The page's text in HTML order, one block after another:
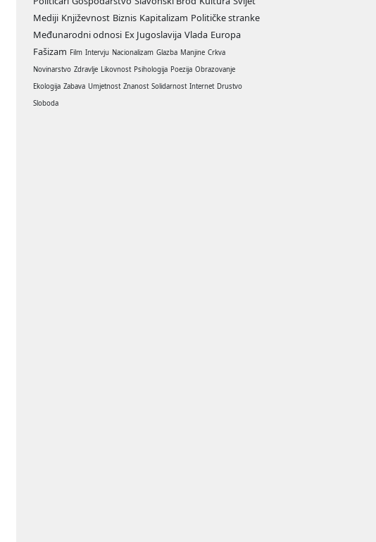
Mediji Književnost Biznis Kapitalizam Političke stranke
Međunarodni odnosi Ex Jugoslavija Vlada Europa
Fašizam Film Intervju Nacionalizam Glazba Manjine Crkva
Novinarstvo Zdravlje Likovnost Psihologija Poezija Obrazovanje
Ekologija Zabava Umjetnost Znanost Solidarnost Internet Drustvo
Sloboda